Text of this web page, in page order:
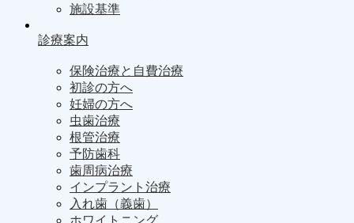
施設基準
診療案内
保険治療と自費治療
初診の方へ
妊婦の方へ
虫歯治療
根管治療
予防歯科
歯周病治療
インプラント治療
入れ歯（義歯）
ホワイトニング